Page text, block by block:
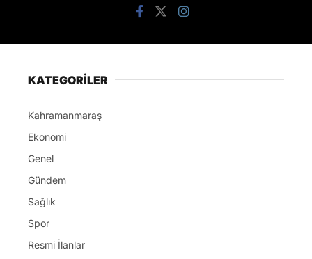
KATEGORİLER
Kahramanmaraş
Ekonomi
Genel
Gündem
Sağlık
Spor
Resmi İlanlar